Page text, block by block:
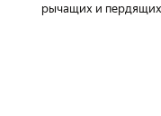
рычащих и